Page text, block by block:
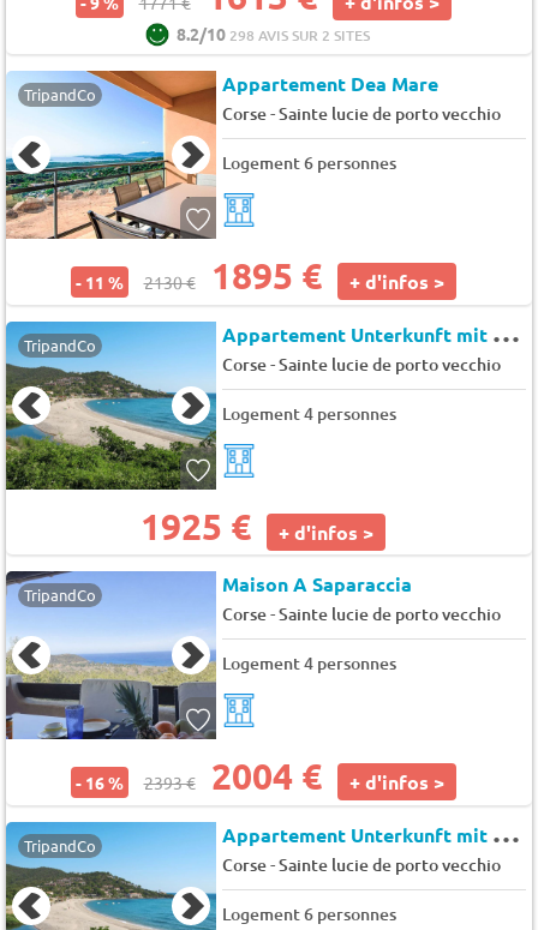
8.2/10 298 AVIS SUR 2 SITES
TripandCo Appartement Dea Mare
Corse-Sainte lucie de porto vecchio
Logement 6 personnes
- 11 % 2130 € 1895 € + d'infos >
TripandCo A
ppartement Unterkunft mit AC, Gemeinschaftspool, Nähe zum Meer
Corse-Sainte lucie de porto vecchio
Logement 4 personnes
1925 € + d'infos >
TripandCo Maison A Saparaccia
Corse-Sainte lucie de porto vecchio
Logement 4 personnes
- 16 % 2393 € 2004 € + d'infos >
TripandCo A
ppartement Unterkunft mit Terrasse, Klimaanlage. Schwimmbad
Corse-Sainte lucie de porto vecchio
Logement 6 personnes